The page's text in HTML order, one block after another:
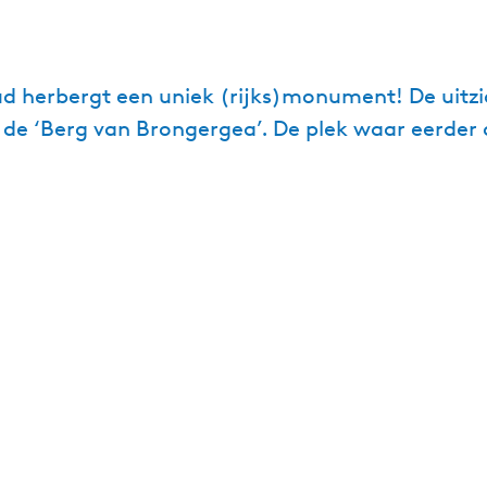
herbergt een uniek (rijks)monument! De
‘Berg van Brongergea’. De plek waar